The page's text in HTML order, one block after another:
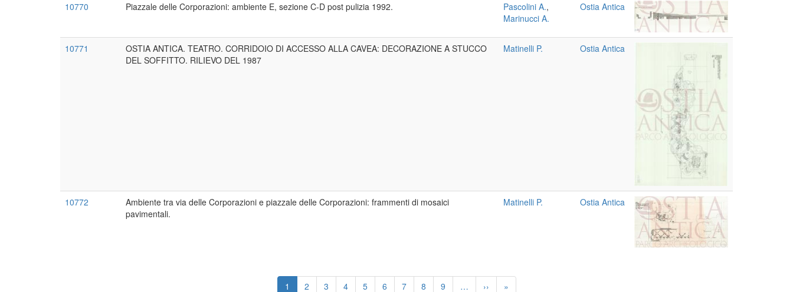
10770 Piazzale delle Corporazioni: ambiente E, sezione C-D post pulizia 1992. Pascolini A.,
Marinucci A.
Ostia Antica
10771
OSTIA ANTICA. TEATRO. CORRIDOIO DI ACCESSO ALLA CAVEA: DECORAZIONE A STUCCO
DEL SOFFITTO. RILIEVO DEL 1987
Matinelli P. Ostia Antica
10772
Ambiente tra via delle Corporazioni e piazzale delle Corporazioni: frammenti di mosaici
pavimentali.
Matinelli P. Ostia Antica
Pagina
1 Page
2 Page
3 Page
4 Page
5 Page
6 Page
7 Page
8 Page
9 … Pagina
›› Ultima
»